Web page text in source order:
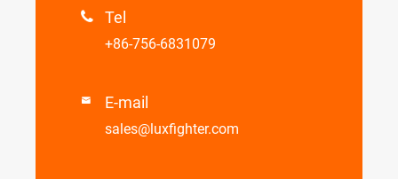
 Tel
+86-756-6831079
 E-mail
sales@luxfighter.com